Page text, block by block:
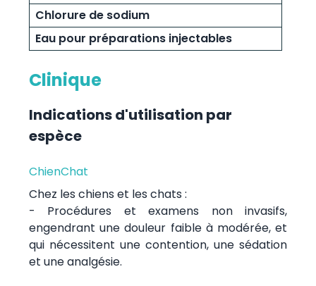
Chlorure de sodium
Eau pour préparations injectables
Clinique
Indications d'utilisation par
espèce
ChienChat
Chez les chiens et les chats :
- Procédures et examens non invasifs,
engendrant une douleur faible à modérée, et
qui nécessitent une contention, une sédation
et une analgésie.